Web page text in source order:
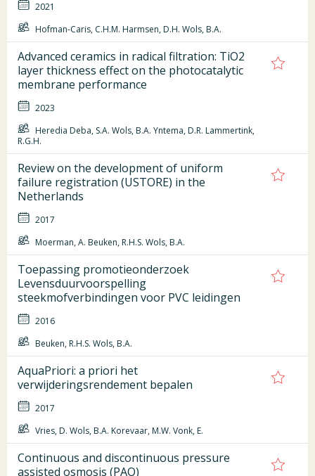
2021
Hofman-Caris, C.H.M. Harmsen, D.H. Wols, B.A.
Advanced ceramics in radical filtration: TiO2
layer thickness effect on the photocatalytic
membrane performance
2023
Heredia Deba, S.A. Wols, B.A. Yntema, D.R. Lammertink,
R.G.H.
Review on the development of uniform
failure registration (USTORE) in the
Netherlands
2017
Moerman, A. Beuken, R.H.S. Wols, B.A.
Toepassing promotieonderzoek
Levensduurvoorspelling
steekmofverbindingen voor PVC leidingen
2016
Beuken, R.H.S. Wols, B.A.
AquaPriori: a priori het
verwijderingsrendement bepalen
2017
Vries, D. Wols, B.A. Korevaar, M.W. Vonk, E.
Continuous and discontinuous pressure
assisted osmosis (PAO)